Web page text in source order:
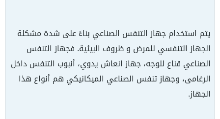
يتم استخدام جهاز التنفس الصناعي بناءً على شدة مشكلة
الجهاز التنفسي للمرض و ظروف البيئية. فجهاز التنفس
الصناعي قناع للوجه، جهاز انعاش يدوي، أنبوب التنفس داخل
الرغامى، وجهاز تنفس الصناعي الميكانيكي هم أنواع هذا
الجهاز.